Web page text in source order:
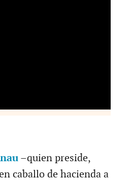
–quien preside,
caballo de hacienda a